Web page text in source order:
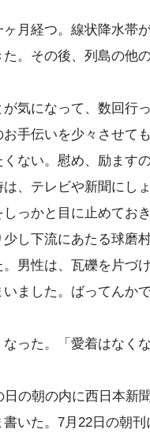
月経つ。線状降水帯
。その後、列島の他
気になって、数回行
手伝いを少々させて
ない。慰め、励ます
、テレビや新聞にし
っかと目に止めておき
し下流にあたる球磨
男性は、瓦礫を片づけ
ました。ばってんか
った。「愛着はなくな
の朝の内に西日本新
いた。7月22日の朝